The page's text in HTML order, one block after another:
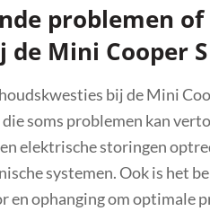
problemen of
Mini Cooper S
bij de Mini
soms problemen kan
elektrische storingen
systemen. Ook is het
en ophanging om optimale